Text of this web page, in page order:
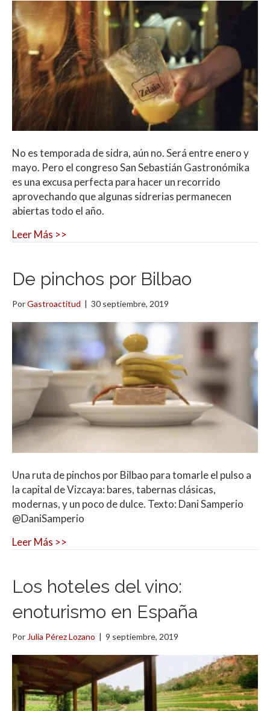
No es temporada de sidra, aún no. Será entre enero y
mayo. Pero el congreso San Sebastián Gastronómika
es una excusa perfecta para hacer un recorrido
aprovechando que algunas sidrerias permanecen
abiertas todo el año.
Leer Más >>
De pinchos por Bilbao
PorGastroactitud 30 septiembre, 2019
Una ruta de pinchos por Bilbao para tomarle el pulso a
la capital de Vizcaya: bares, tabernas clásicas,
modernas, y un poco de dulce. Texto: Dani Samperio
@DaniSamperio
Leer Más >>
Los hoteles del vino:
enoturismo en España
Por Julia Pérez Lozano | 9 septiembre, 2019